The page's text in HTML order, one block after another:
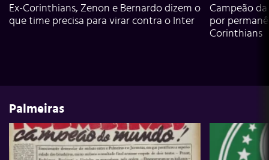
Ex-Corinthians, Zenon e Bernardo dizem o
que time precisa para virar contra o Inter
Campeão
por
Corinthians
Palmeiras